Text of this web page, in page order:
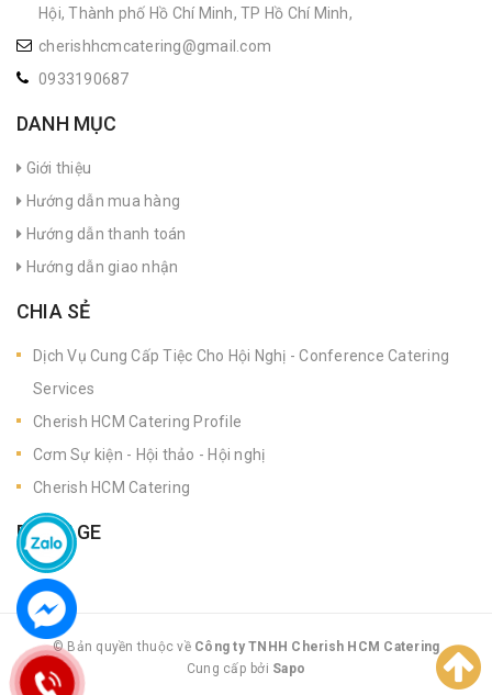
Hội, Thành phố Hồ Chí Minh, TP Hồ Chí Minh,
cherishhcmcatering@gmail.com
0933190687
DANH MỤC
Giới thiệu
Hướng dẫn mua hàng
Hướng dẫn thanh toán
Hướng dẫn giao nhận
CHIA SẺ
Dịch Vụ Cung Cấp Tiệc Cho Hội Nghị - Conference Catering
Services
Cherish HCM Catering Profile
Cơm Sự kiện - Hội thảo - Hội nghị
Cherish HCM Catering
FANPAGE
© Bản quyền thuộc về Công ty TNHH Cherish HCM Catering
|
Cung cấp bởi Sapo